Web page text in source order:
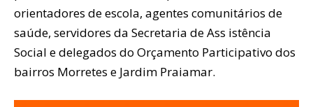
orientadores de escola, agentes comunitários de
saúde, servidores da Secretaria de Ass istência
Social e delegados do Orçamento Participativo dos
bairros Morretes e Jardim Praiamar.